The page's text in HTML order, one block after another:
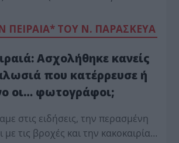
ΠΕΙΡΑΙΑ* ΤΟΥ Ν. ΠΑΡΑΣΚΕΥΑ
Ασχολήθηκε κανείς
που κατέρρευσε ή
οι… φωτογράφοι;
στις ειδήσεις, την περασμένη
τις βροχές και την κακοκαιρία…